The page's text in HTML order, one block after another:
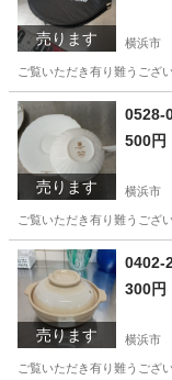
売ります 横浜市
ご覧いただき有り難うご
神奈川 横浜市
売ります
0528-
500円
横浜市
ご覧いただき有り難うご
神奈川 横浜市
売ります
0402-
300円
横浜市
ご覧いただき有り難うご